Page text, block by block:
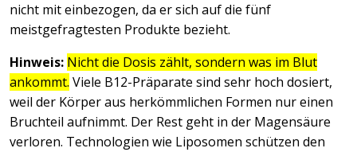
nicht mit einbezogen, da er sich auf die fünf
meistgefragtesten Produkte bezieht.
Hinweis: Nicht die Dosis zählt, sondern was im Blut
ankommt. Viele B12-Präparate sind sehr hoch dosiert,
weil der Körper aus herkömmlichen Formen nur einen
Bruchteil aufnimmt. Der Rest geht in der Magensäure
verloren. Technologien wie Liposomen schützen den